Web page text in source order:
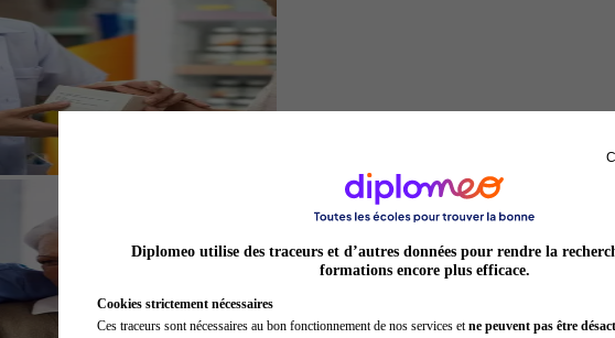
Préparateur en pharmacie
Diplomeo utilise des traceurs et d’autres données pour rendre la
formations encore plus efficace.
Cookies strictement nécessaires
Ces traceurs sont nécessaires au bon fonctionnement de nos services et ne peuvent pas être